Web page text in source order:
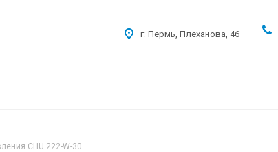
г. Пермь, Плеханова, 46
CHU 222-W-30